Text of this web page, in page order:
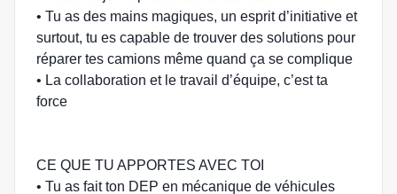
• Tu as des mains magiques, un esprit d’initiative et
surtout, tu es capable de trouver des solutions pour
réparer tes camions même quand ça se complique
• La collaboration et le travail d’équipe, c’est ta
force
CE QUE TU APPORTES AVEC TOI
• Tu as fait ton DEP en mécanique de véhicules